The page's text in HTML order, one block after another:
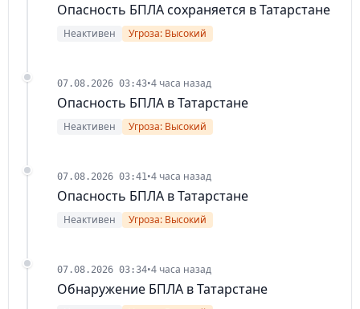
Опасность БПЛА сохраняется в Татарстане
Неактивен Угроза: Высокий
07.08.2026 03:43•4 часа назад
Опасность БПЛА в Татарстане
Неактивен Угроза: Высокий
07.08.2026 03:41•4 часа назад
Опасность БПЛА в Татарстане
Неактивен Угроза: Высокий
07.08.2026 03:34•4 часа назад
Обнаружение БПЛА в Татарстане